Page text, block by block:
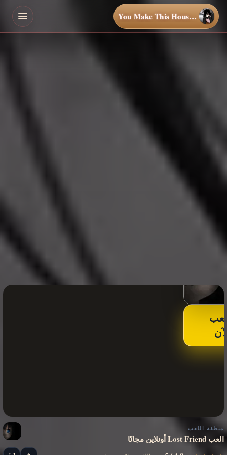
You Make This House a Home
منطقة اللعب
العب Lost Friend أونلاين مجانًا